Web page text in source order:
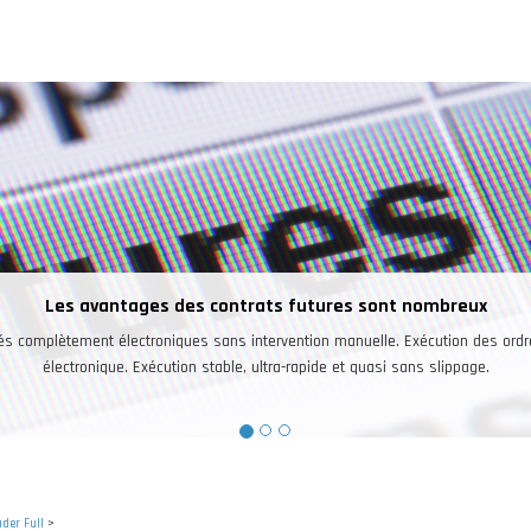
nombreux
Exécution des ordres de façon
sans slippage.
Full >